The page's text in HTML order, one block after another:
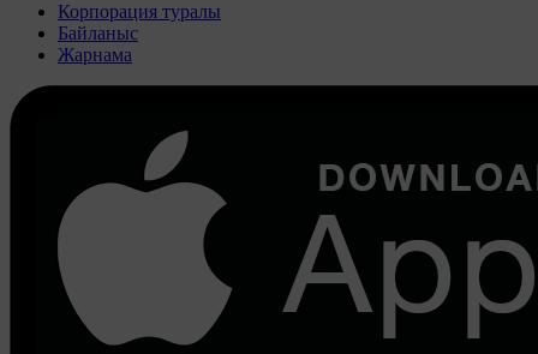
Корпорация туралы
Байланыс
Жарнама